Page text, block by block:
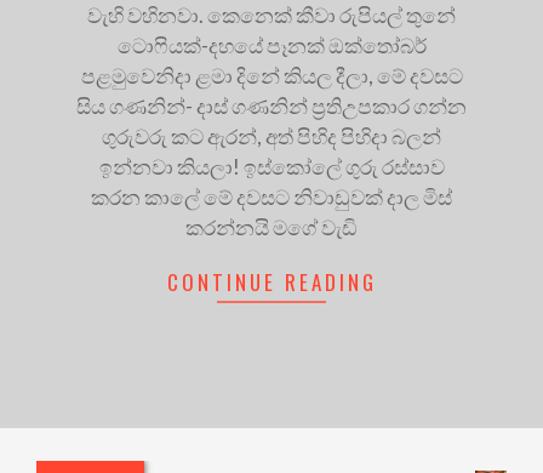
වැහි වහිනවා. කෙනෙක් කීවා රුපියල් තුනේ
ටොෆියක්-දහයේ පෑනක් ඔක්තෝබර්
පළමුවෙනිදා ළමා දිනේ කියල දීලා, මේ දවසට
සිය ගණනින්- දාස් ගණනින් ප්‍රතිඋපකාර ගන්න
ගුරුවරු කට ඇරන්, අත් පිහිද පිහිදා බලන්
ඉන්නවා කියලා! ඉස්කෝලේ ගුරු රස්සාව
කරන කාලේ මේ දවසට නිවාඩුවක් දාල මිස්
කරන්නයි මගේ වැඩි
CONTINUE READING